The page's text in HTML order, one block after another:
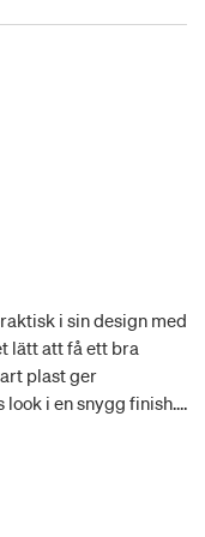
i sin design med
lätt att få ett bra
plast ger
i en snygg finish.
underhålls genom